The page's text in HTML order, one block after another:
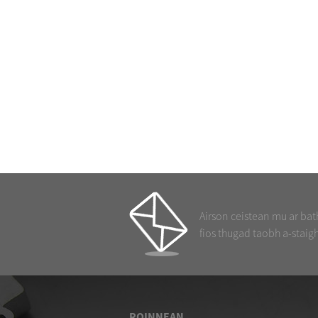
balla-deighe
PS40 1 1/2
Airson ceistean mu ar
fios thugad taobh a-